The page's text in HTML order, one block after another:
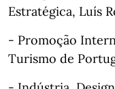
Estratégica, Luís
- Promoção
Turismo de